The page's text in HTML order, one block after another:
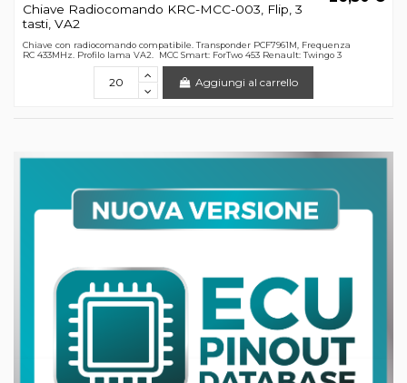
Chiave Radiocomando KRC-MCC-003, Flip, 3
tasti, VA2
Chiave con radiocomando compatibile. Transponder PCF7961M, Frequenza
RC 433MHz. Profilo lama VA2. MCC Smart: ForTwo 453 Renault: Twingo 3
Aggiungi al carrello